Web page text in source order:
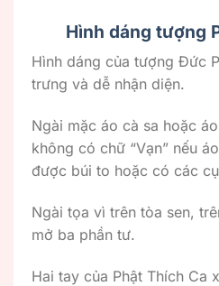
Hình dáng tượng
Hình dáng của tượng Đức
trưng và dễ nhận diện.
Ngài mặc áo cà sa hoặc
không có chữ “Vạn” nếu
được búi to hoặc có các
Ngài tọa vì trên tòa sen,
mở ba phần tư.
Hai tay của Phật Thích Ca